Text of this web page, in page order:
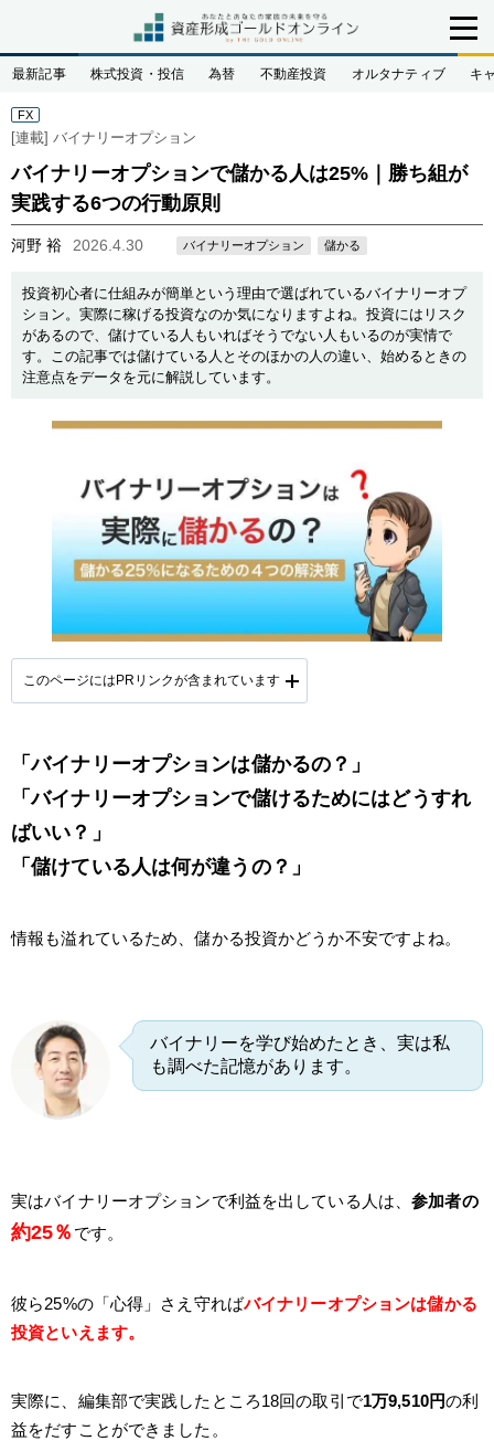
最新記事 株式投資・投信 為替 不動産投資 オルタナティブ キ
FX
[連載] バイナリーオプション
バイナリーオプションで儲かる人は25%｜勝ち組が
実践する6つの行動原則
河野 裕 2026.4.30 バイナリーオプション 儲かる
投資初心者に仕組みが簡単という理由で選ばれているバイナリーオプ
ション。実際に稼げる投資なのか気になりますよね。投資にはリスク
があるので、儲けている人もいればそうでない人もいるのが実情で
す。この記事では儲けている人とそのほかの人の違い、始めるときの
注意点をデータを元に解説しています。
このページにはPRリンクが含まれています
提携会社一覧
「バイナリーオプションは儲かるの？」
「バイナリーオプションで儲けるためにはどうすれ
ばいい？」
「儲けている人は何が違うの？」
情報も溢れているため、儲かる投資かどうか不安ですよね。
バイナリーを学び始めたとき、実は私
も調べた記憶があります。
実はバイナリーオプションで利益を出している人は、参加者の
約25％ です。
彼ら25%の「心得」さえ守ればバイナリーオプションは儲かる
投資といえます。
実際に、編集部で実践したところ18回の取引で1万9,510円の利
益をだすことができました。